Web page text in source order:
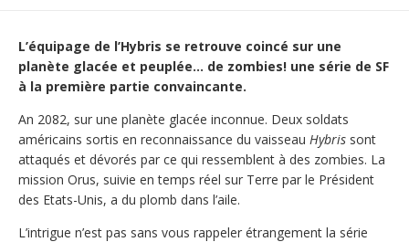
L’équipage de l’Hybris se retrouve coincé sur une
planète glacée et peuplée… de zombies! une série de SF
à la première partie convaincante.
An 2082, sur une planète glacée inconnue. Deux soldats
américains sortis en reconnaissance du vaisseau Hybris sont
attaqués et dévorés par ce qui ressemblent à des zombies. La
mission Orus, suivie en temps réel sur Terre par le Président
des Etats-Unis, a du plomb dans l’aile.
L’intrigue n’est pas sans vous rappeler étrangement la série